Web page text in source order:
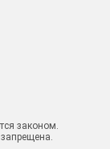
законом.